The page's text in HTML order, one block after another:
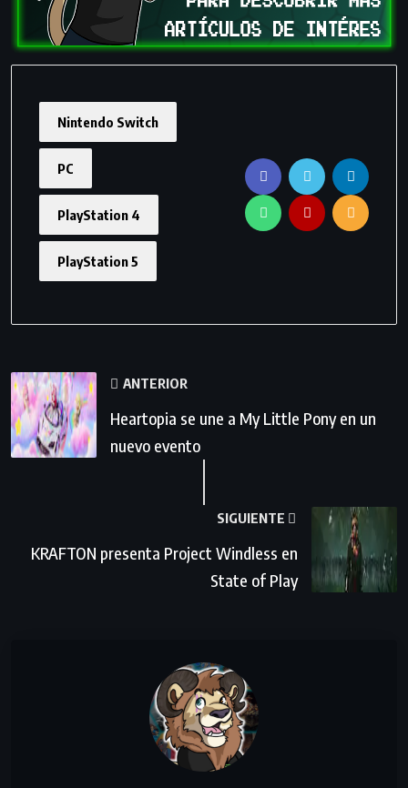
Nintendo Switch
PC
PlayStation 4
PlayStation 5
ANTERIOR
Heartopia se une a My Little Pony en un
nuevo evento
SIGUIENTE
KRAFTON presenta Project Windless en
State of Play